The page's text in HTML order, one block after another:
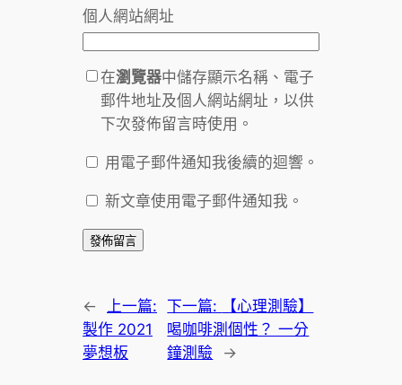
個人網站網址
在瀏覽器中儲存顯示名稱、電子
郵件地址及個人網站網址，以供
下次發佈留言時使用。
用電子郵件通知我後續的迴響。
新文章使用電子郵件通知我。
←
上一篇:
製作 2021
夢想板
下一篇:
【心理測驗】
喝咖啡測個性？ 一分
鐘測驗
→